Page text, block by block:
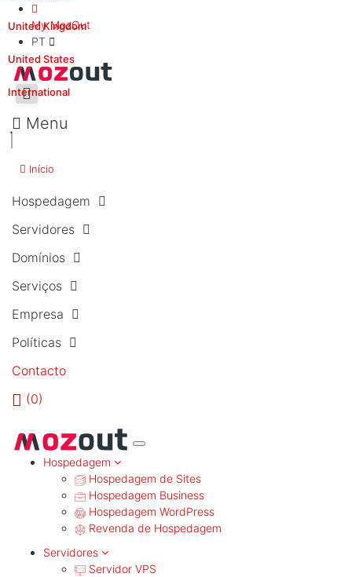
My MozOut
PT
United Kingdom
United States
International
Menu
Início
Hospedagem
Servidores
Domínios
Serviços
Empresa
Políticas
Contacto
(0)
Hospedagem
Hospedagem de Sites
Hospedagem Business
Hospedagem WordPress
Revenda de Hospedagem
Servidores
Servidor VPS